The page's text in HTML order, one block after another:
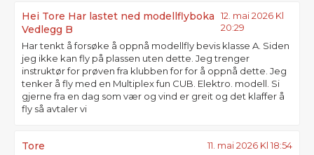
Hei Tore Har lastet ned modellflyboka
Vedlegg B
12. mai 2026 Kl
20:29
Har tenkt å forsøke å oppnå modellfly bevis klasse A. Siden
jeg ikke kan fly på plassen uten dette. Jeg trenger
instruktør for prøven fra klubben for for å oppnå dette. Jeg
tenker å fly med en Multiplex fun CUB. Elektro. modell. Si
gjerne fra en dag som vær og vind er greit og det klaffer å
fly så avtaler vi
Tore 11. mai 2026 Kl 18:54